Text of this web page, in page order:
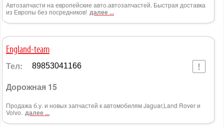
Автозапчасти на европейские авто.автозапчастей. Быстрая доставка
из Европы без посредников! далее ...
England-team
Тел: 89853041166
Дорожная 15
Продажа б.у. и новых запчастей к автомобилям Jaguar,Land Rover и
Volvo. далее ...